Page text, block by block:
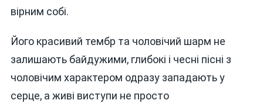
вірним собі.
Його красивий тембр та чоловічий шарм не
залишають байдужими, глибокі і чесні пісні з
чоловічим характером одразу западають у
серце, а живі виступи не просто